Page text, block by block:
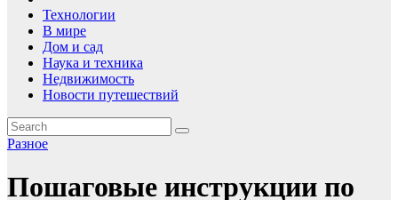
Технологии
В мире
Дом и сад
Наука и техника
Недвижимость
Новости путешествий
Разное
Пошаговые инструкции по